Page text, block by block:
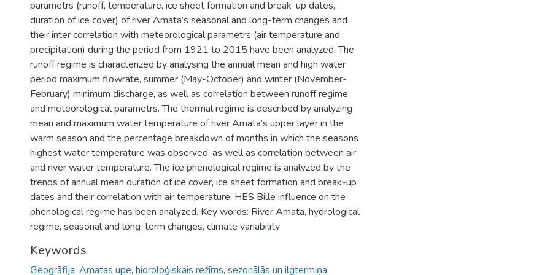
parametrs (runoff, temperature, ice sheet formation and break-up dates,
duration of ice cover) of river Amata’s seasonal and long-term changes and
their inter correlation with meteorological parametrs (air temperature and
precipitation) during the period from 1921 to 2015 have been analyzed. The
runoff regime is characterized by analysing the annual mean and high water
period maximum flowrate, summer (May-October) and winter (November-
February) minimum discharge, as well as correlation between runoff regime
and meteorological parametrs. The thermal regime is described by analyzing
mean and maximum water temperature of river Amata’s upper layer in the
warm season and the percentage breakdown of months in which the seasons
highest water temperature was observed, as well as correlation between air
and river water temperature. The ice phenological regime is analyzed by the
trends of annual mean duration of ice cover, ice sheet formation and break-up
dates and their correlation with air temperature. HES Bille influence on the
phenological regime has been analyzed. Key words: River Amata, hydrological
regime, seasonal and long-term changes, climate variability
Keywords
Ģeogrāfija, Amatas upe, hidroloģiskais režīms, sezonālās un ilgtermiņa